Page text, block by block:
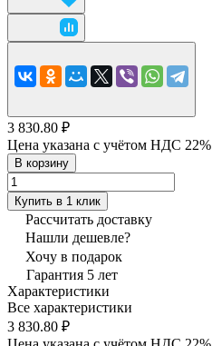
3 830.80 ₽
Цена указана с учётом НДС 22%
В корзину
Купить в 1 клик
Рассчитать доставку
Нашли дешевле?
Хочу в подарок
Гарантия 5 лет
Характеристики
Все характеристики
3 830.80 ₽